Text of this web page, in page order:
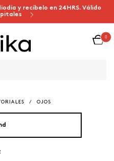
y recíbelo en 24HRS. Válido
0
/ OJOS